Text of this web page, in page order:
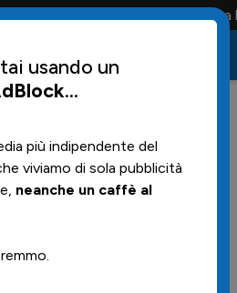
e solo i tifosi la portano tutta la
nostri nazionali
88 sostituendo il nostro
usando un
...
più indipendente del
viviamo di sola pubblicità
neanche un caffè al